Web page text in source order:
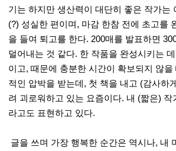
기는 하지만 생산력이 대단히 좋은 작가는
(?) 성실한 편이며, 마감 한참 전에 초고를
을 들여 퇴고를 한다. 200매를 발표하면
덜어내는 것 같다. 한 작품을 완성시키는
이고, 때문에 충분한 시간이 확보되지 않을
적인 압박을 받는데, 첫 책을 내고 (감사하
려 괴로워하고 있는 요즘이다. 내 (짧은) 작
라고도 표현하고 있다.
글을 쓰며 가장 행복한 순간은 역시나, 내